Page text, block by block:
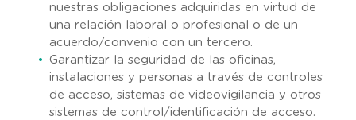
nuestras obligaciones adquiridas en virtud de
una relación laboral o profesional o de un
acuerdo/convenio con un tercero.
Garantizar la seguridad de las oficinas,
instalaciones y personas a través de controles
de acceso, sistemas de videovigilancia y otros
sistemas de control/identificación de acceso.